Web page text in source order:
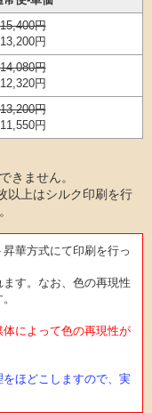
15,400円
13,200円
14,080円
12,320円
13,200円
11,550円
きません。
以上はシルク印刷を行
華方式にて印刷を行っ
す。なお、色の再現性
によって色の再現性が
ほどこしますので、実